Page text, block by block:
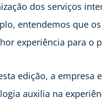
dos serviços
entendemos que
experiência para o
edição, a
auxilia na